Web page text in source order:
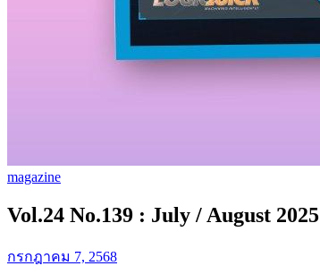
magazine
Vol.24 No.139 : July / August 2025
กรกฎาคม 7, 2568